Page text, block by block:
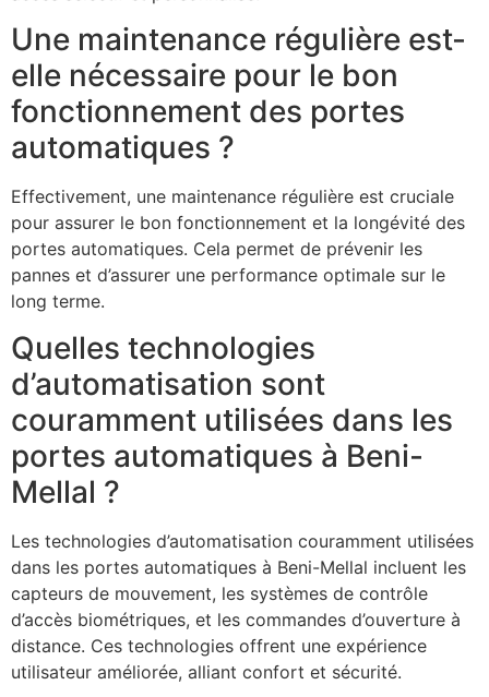
Une maintenance régulière est-
elle nécessaire pour le bon
fonctionnement des portes
automatiques ?
Effectivement, une maintenance régulière est cruciale
pour assurer le bon fonctionnement et la longévité des
portes automatiques. Cela permet de prévenir les
pannes et d’assurer une performance optimale sur le
long terme.
Quelles technologies
d’automatisation sont
couramment utilisées dans les
portes automatiques à Beni-
Mellal ?
Les technologies d’automatisation couramment utilisées
dans les portes automatiques à Beni-Mellal incluent les
capteurs de mouvement, les systèmes de contrôle
d’accès biométriques, et les commandes d’ouverture à
distance. Ces technologies offrent une expérience
utilisateur améliorée, alliant confort et sécurité.